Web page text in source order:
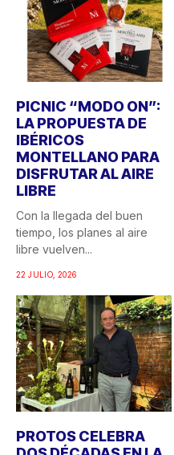
PICNIC “MODO ON”:
LA PROPUESTA DE
IBÉRICOS
MONTELLANO PARA
DISFRUTAR AL AIRE
LIBRE
Con la llegada del buen
tiempo, los planes al aire
libre vuelven...
22 JULIO, 2026
PROTOS CELEBRA